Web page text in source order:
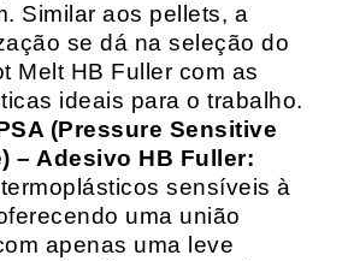
Similar aos pellets, a
se dá na seleção do
Melt HB Fuller com as
ideais para o trabalho.
(Pressure Sensitive
– Adesivo HB Fuller:
sensíveis à
uma união
apenas uma leve